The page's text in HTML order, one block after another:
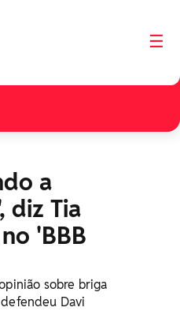
☰
a
diz Tia
'BBB
sobre briga
Davi